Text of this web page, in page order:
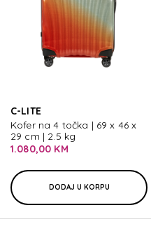
C-LITE
Kofer na 4 točka | 69 x 46 x
29 cm | 2.5 kg
1.080,00 KM
DODAJ U KORPU